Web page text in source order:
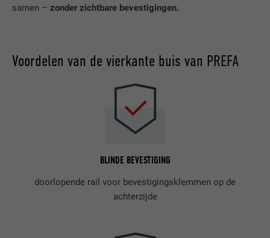
samen –zonder zichtbare bevestigingen.
Voordelen van de vierkante buis van PREFA
BLINDE BEVESTIGING
doorlopende rail voor bevestigingsklemmen op de
achterzijde